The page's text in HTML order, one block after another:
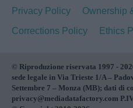
Privacy Policy
Ownership
Corrections Policy
Ethics
© Riproduzione riservata 1997 -
sede legale in Via Trieste 1/A –
Settembre 7 – Monza (MB); dati di
privacy@mediadatafactory.com